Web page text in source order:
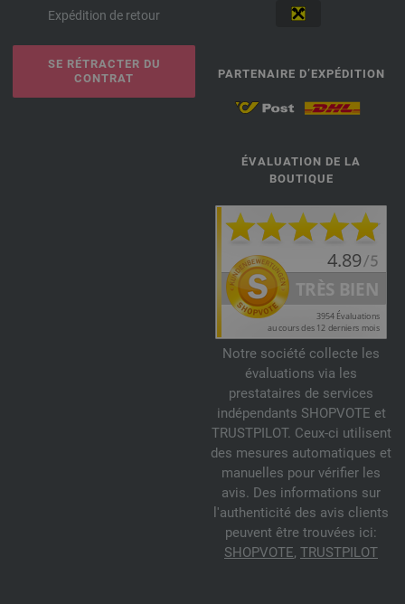
Expédition de retour
SE RÉTRACTER DU
CONTRAT
PARTENAIRE D’EXPÉDITION
ÉVALUATION DE LA
BOUTIQUE
Notre société collecte les
évaluations via les
prestataires de services
indépendants SHOPVOTE et
TRUSTPILOT. Ceux-ci utilisent
des mesures automatiques et
manuelles pour vérifier les
avis. Des informations sur
l'authenticité des avis clients
peuvent être trouvées ici:
SHOPVOTE, TRUSTPILOT